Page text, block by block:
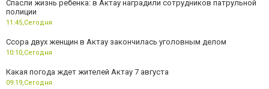
Спасли жизнь ребенка: в Актау наградили сотрудников патрульной
полиции
11:45,Сегодня
Ссора двух женщин в Актау закончилась уголовным делом
10:10,Сегодня
Какая погода ждет жителей Актау 7 августа
09:19,Сегодня